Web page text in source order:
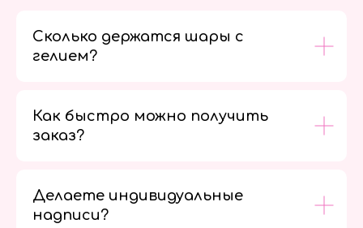
Сколько держатся шары с
гелием?
Как быстро можно получить
заказ?
Делаете индивидуальные
надписи?